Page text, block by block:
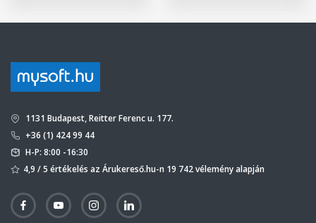
1131 Budapest, Reitter Ferenc u. 177.
+36 (1) 424 99 44
H-P: 8:00 -16:30
4,9 / 5 értékelés az Árukereső.hu-n 19 742 vélemény alapján